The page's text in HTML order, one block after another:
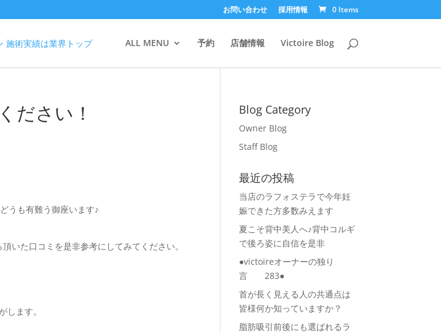
お問い合わせ 採用情報 0 Items
ALL MENU 予約 店舗情報 Victoire Blog
ださい！
うも有難う御座います♪
いた口コミを是非参考にしてみてください。
ます。
Blog Category
Owner Blog
Staff Blog
最近の投稿
当店のラフォステラで今年妊
娠できた方多数みえます
夏こそ背中美人へ♪背中コルギ
で後ろ姿に自信を是非
●victoireオーナーの独り
言 283●
首が長く見える人の共通点は
皆様何か知っていますか？
脂肪吸引前後にも選ばれるラ